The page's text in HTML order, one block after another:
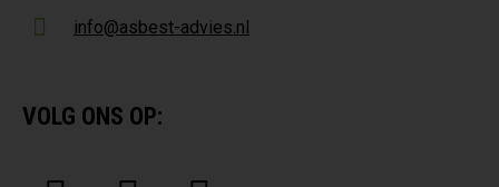
info@asbest-advies.nl
VOLG ONS OP: